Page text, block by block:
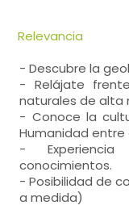
Relevancia
- Descubre la
- Relájate
naturales de alta
- Conoce la
Humanidad entre
-
conocimientos.
- Posibilidad de
a medida)